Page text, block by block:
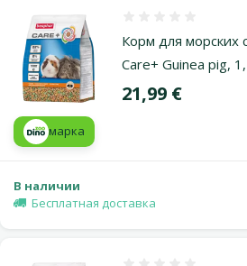
Корм для морских
Care+ Guinea pig,
Цена
21,99 €
марка
В наличии
Бесплатная доставка